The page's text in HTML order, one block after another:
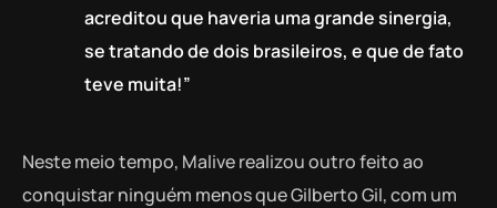
acreditou que haveria uma grande sinergia,
se tratando de dois brasileiros, e que de fato
teve muita!”
Neste meio tempo, Malive realizou outro feito ao
conquistar ninguém menos que Gilberto Gil, com um